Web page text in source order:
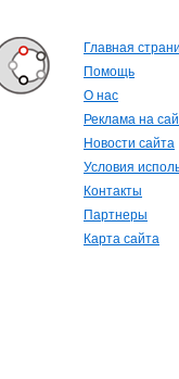
Главная
Помощь
О нас
Реклама на
Новости сайта
Условия
Контакты
Партнеры
Карта сайта